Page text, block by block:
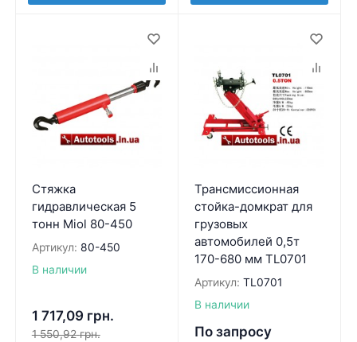
Стяжка
гидравлическая 5
тонн Miol 80-450
Артикул: 80-450
В наличии
1 717,09 грн.
1 550,92 грн.
Трансмиссионная
стойка-домкрат для
грузовых
автомобилей 0,5т
170-680 мм TL0701
Артикул: TL0701
В наличии
По запросу